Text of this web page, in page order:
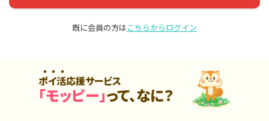
既に会員の方はこちらからログイン
ポイ活応援サービス
「モッピー」って、なに？